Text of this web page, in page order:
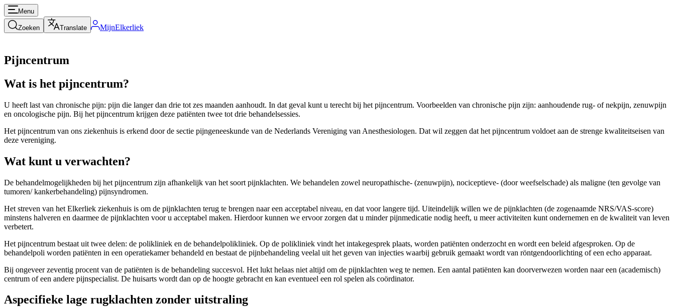
Menu
Zoeken Translate MijnElkerliek
Pijncentrum
Wat is het pijncentrum?
U heeft last van chronische pijn: pijn die langer dan drie tot zes maanden aanhoudt. In dat geval kunt u terecht bij het pijncentrum. Voorbeelden van chronische pijn zijn: aanhoudende rug- of nekpijn, zenuwpijn
en oncologische pijn. Bij het pijncentrum krijgen deze patiënten twee tot drie behandelsessies.
Het pijncentrum van ons ziekenhuis is erkend door de sectie pijngeneeskunde van de Nederlands Vereniging van Anesthesiologen. Dat wil zeggen dat het pijncentrum voldoet aan de strenge kwaliteitseisen van
deze vereniging.
Wat kunt u verwachten?
De behandelmogelijkheden bij het pijncentrum zijn afhankelijk van het soort pijnklachten. We behandelen zowel neuropathische- (zenuwpijn), nociceptieve- (door weefselschade) als maligne (ten gevolge van
tumoren/ kankerbehandeling) pijnsyndromen.
Het streven van het Elkerliek ziekenhuis is om de pijnklachten terug te brengen naar een acceptabel niveau, en dat voor langere tijd. Uiteindelijk willen we de pijnklachten (de zogenaamde NRS/VAS-score)
minstens halveren en daarmee de pijnklachten voor u acceptabel maken. Hierdoor kunnen we ervoor zorgen dat u minder pijnmedicatie nodig heeft, u meer activiteiten kunt ondernemen en de kwaliteit van leven
verbetert.
Het pijncentrum bestaat uit twee delen: de polikliniek en de behandelpolikliniek. Op de polikliniek vindt het intakegesprek plaats, worden patiënten onderzocht en wordt een beleid afgesproken. Op de
behandelpoli worden patiënten in een operatiekamer behandeld en bestaat de pijnbehandeling veelal uit het geven van injecties waarbij gebruik gemaakt wordt van röntgendoorlichting of een echo apparaat.
Bij ongeveer zeventig procent van de patiënten is de behandeling succesvol. Het lukt helaas niet altijd om de pijnklachten weg te nemen. Een aantal patiënten kan doorverwezen worden naar een (academisch)
centrum of een andere pijnspecialist. De huisarts wordt dan op de hoogte gebracht en kan eventueel een rol spelen als coördinator.
Aspecifieke lage rugklachten zonder uitstraling